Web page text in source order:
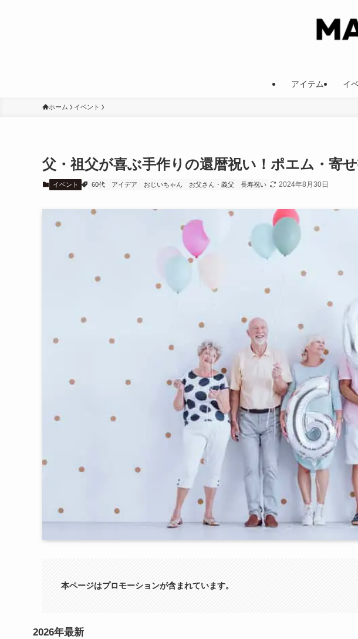
アイテム イ
ホーム イベント
父・祖父が喜ぶ手作りの還暦祝い！ポエム・寄
イベント 60代 アイデア おじいちゃん お父さん・義父 長寿祝い 2024年8月30日
本ページはプロモーションが含まれています。
2026年最新